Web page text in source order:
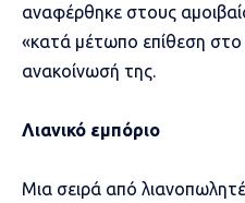
αναφέρθηκε στους
«κατά μέτωπο επίθεση στο
ανακοίνωσή της.
Λιανικό εμπόριο
Μια σειρά από